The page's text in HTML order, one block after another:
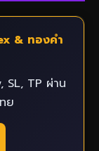
& ทองคำ
TP ผ่าน
ย